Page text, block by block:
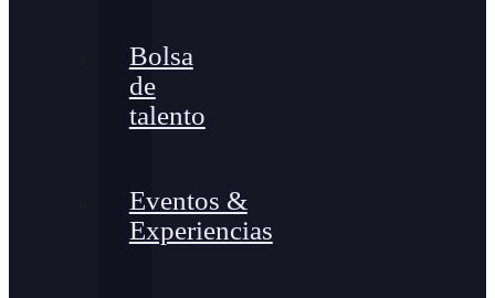
Bolsa
de
talento
Eventos &
Experiencias